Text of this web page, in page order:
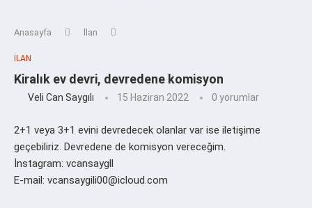
Anasayfa İlan
İLAN
Kiralık ev devri, devredene komisyon
Veli Can Saygılı 15 Haziran 2022 0 yorumlar
2+1 veya 3+1 evini devredecek olanlar var ise iletişime
geçebiliriz. Devredene de komisyon vereceğim.
İnstagram: vcansaygll
E-mail: vcansaygili00@icloud.com